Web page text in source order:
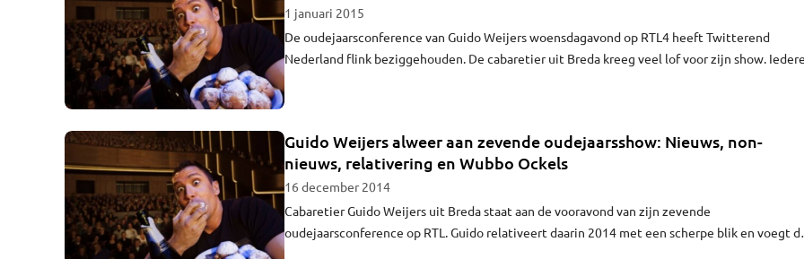
1 januari 2015
De oudejaarsconference van Guido Weijers woensdagavond op RTL4 heeft Twitterend
Nederland flink beziggehouden. De cabaretier uit Breda kreeg veel lof voor zijn show.
Guido Weijers alweer aan zevende oudejaarsshow: Nieuws, non-
nieuws, relativering en Wubbo Ockels
16 december 2014
Cabaretier Guido Weijers uit Breda staat aan de vooravond van zijn zevende
oudejaarsconference op RTL. Guido relativeert daarin 2014 met een scherpe blik en voegt